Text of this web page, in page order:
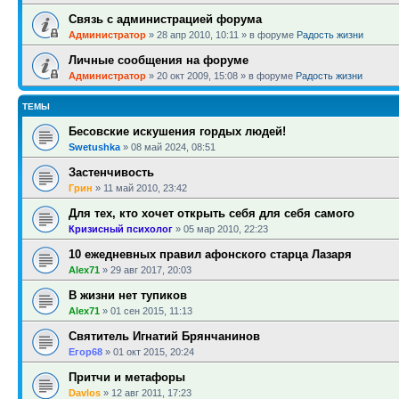
Связь с администрацией форума
Администратор » 28 апр 2010, 10:11 » в форуме Радость жизни
Личные сообщения на форуме
Администратор » 20 окт 2009, 15:08 » в форуме Радость жизни
ТЕМЫ
Бесовские искушения гордых людей!
Swetushka » 08 май 2024, 08:51
Застенчивость
Грин » 11 май 2010, 23:42
Для тех, кто хочет открыть себя для себя самого
Кризисный психолог » 05 мар 2010, 22:23
10 ежедневных правил афонского старца Лазаря
Alex71 » 29 авг 2017, 20:03
В жизни нет тупиков
Alex71 » 01 сен 2015, 11:13
Святитель Игнатий Брянчанинов
Егор68 » 01 окт 2015, 20:24
Притчи и метафоры
Davlos » 12 авг 2011, 17:23